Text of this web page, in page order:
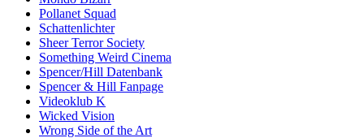
Pollanet Squad
Schattenlichter
Sheer Terror Society
Something Weird Cinema
Spencer/Hill Datenbank
Spencer & Hill Fanpage
Videoklub K
Wicked Vision
Wrong Side of the Art